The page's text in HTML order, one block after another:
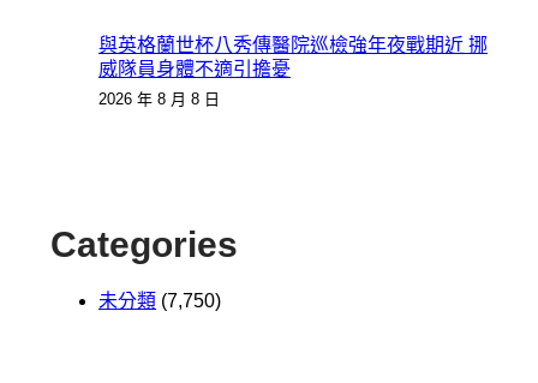
與英格蘭世杯八秀傳醫院巡檢強年夜戰期近 挪
威隊員身體不適引擔憂
2026 年 8 月 8 日
Categories
未分類 (7,750)